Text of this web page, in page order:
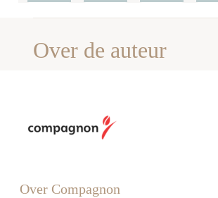
Over de auteur
Over Compagnon